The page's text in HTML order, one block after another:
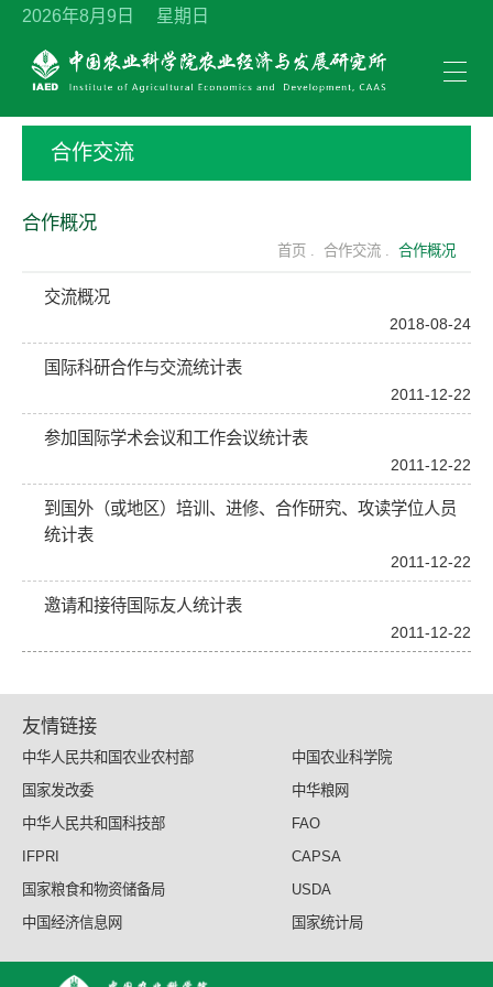
2026年8月9日 星期日
合作交流
合作概况
首页 . 合作交流 . 合作概况
交流概况
2018-08-24
国际科研合作与交流统计表
2011-12-22
参加国际学术会议和工作会议统计表
2011-12-22
到国外（或地区）培训、进修、合作研究、攻读学位人员
统计表
2011-12-22
邀请和接待国际友人统计表
2011-12-22
友情链接
中华人民共和国农业农村部
中国农业科学院
国家发改委
中华粮网
中华人民共和国科技部
FAO
IFPRI
CAPSA
国家粮食和物资储备局
USDA
中国经济信息网
国家统计局